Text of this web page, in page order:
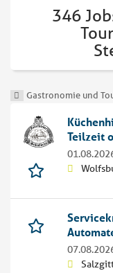
346
Gastronomie und
Teilzeit